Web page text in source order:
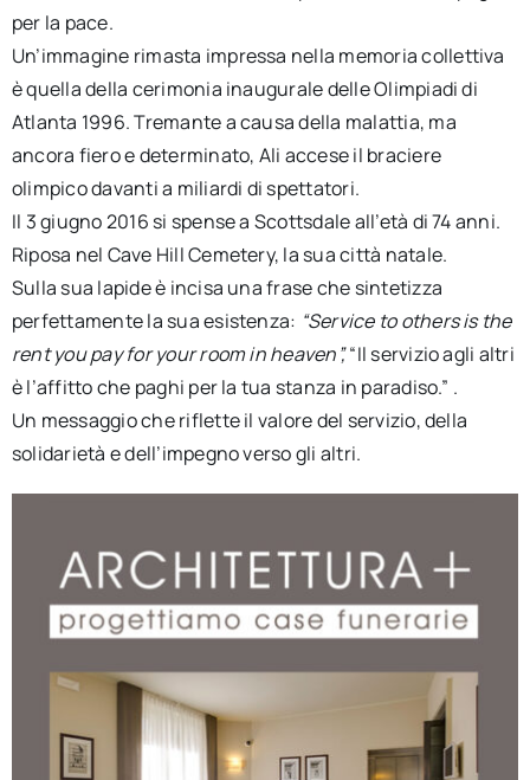
per la pace.
Un’immagine rimasta impressa nella memoria collettiva
è quella della cerimonia inaugurale delle Olimpiadi di
Atlanta 1996. Tremante a causa della malattia, ma
ancora fiero e determinato, Ali accese il braciere
olimpico davanti a miliardi di spettatori.
Il 3 giugno 2016 si spense a Scottsdale all’età di 74 anni.
Riposa nel Cave Hill Cemetery, la sua città natale.
Sulla sua lapide è incisa una frase che sintetizza
perfettamente la sua esistenza: “Service to others is the
rent you pay for your room in heaven”,“Il servizio agli altri
è l’affitto che paghi per la tua stanza in paradiso.” .
Un messaggio che riflette il valore del servizio, della
solidarietà e dell’impegno verso gli altri.